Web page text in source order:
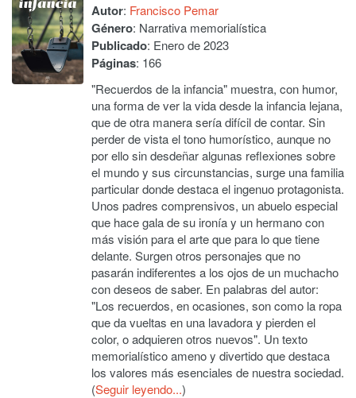
Autor: Francisco Pemar
Género: Narrativa memorialística
Publicado: Enero de 2023
Páginas: 166
"Recuerdos de la infancia" muestra, con humor,
una forma de ver la vida desde la infancia lejana,
que de otra manera sería difícil de contar. Sin
perder de vista el tono humorístico, aunque no
por ello sin desdeñar algunas reflexiones sobre
el mundo y sus circunstancias, surge una familia
particular donde destaca el ingenuo protagonista.
Unos padres comprensivos, un abuelo especial
que hace gala de su ironía y un hermano con
más visión para el arte que para lo que tiene
delante. Surgen otros personajes que no
pasarán indiferentes a los ojos de un muchacho
con deseos de saber. En palabras del autor:
"Los recuerdos, en ocasiones, son como la ropa
que da vueltas en una lavadora y pierden el
color, o adquieren otros nuevos". Un texto
memorialístico ameno y divertido que destaca
los valores más esenciales de nuestra sociedad.
(Seguir leyendo...)